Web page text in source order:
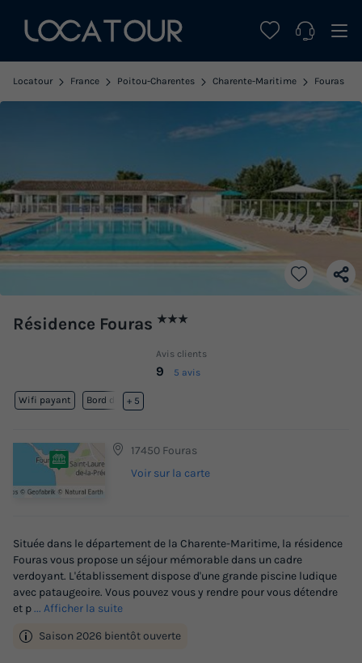
Locatour France Poitou-Charentes Charente-Maritime Fouras
Résidence Fouras ★★★
Avis clients
9 5 avis
Wifi payant Bord de mer
+ 5
17450 Fouras
Voir sur la carte
Située dans le département de la Charente-Maritime, la résidence
Fouras vous propose un séjour mémorable dans un cadre
verdoyant. L'établissement dispose d'une grande piscine ludique
avec pataugeoire. Vous pouvez vous y rendre pour vous détendre
et p... Afficher la suite
Saison 2026 bientôt ouverte